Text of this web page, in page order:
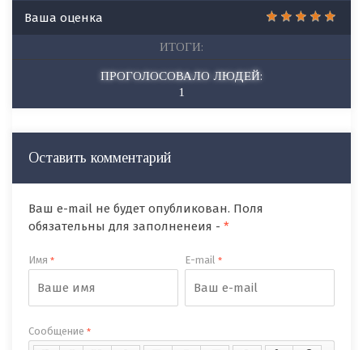
Ваша оценка
ИТОГИ:
ПРОГОЛОСОВАЛО ЛЮДЕЙ:
1
Оставить комментарий
Ваш e-mail не будет опубликован. Поля
обязательны для заполненеия - *
Имя * E-mail*
Сообщение *